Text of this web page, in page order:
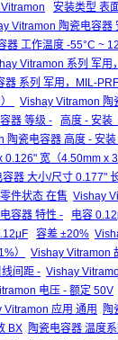
安装类型 表
Vitramon 陶瓷电容器
器 工作温度 -55°C ~
Vitramon 系列 军
器 系列 军用，MIL-
Vishay Vitramon 陶
器 等级 - 高度 - 安装
陶瓷电容器 高度 - 安
宽（4.50mm x
器 大小/尺寸 0.177"
件状态 在售 Vishay
容器 特性 - 电容
容差 ±20%
） Vishay Vitramon
线间距 - Vishay
电压 - 额定 50V
Vitramon 应用 通用 陶
BX 陶瓷电容器 温度